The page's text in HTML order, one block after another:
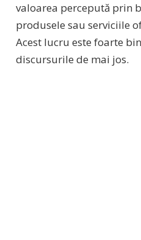
valoarea percepută prin
produsele sau serviciile
Acest lucru este foarte
discursurile de mai jos.